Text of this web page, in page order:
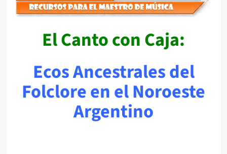
El Canto con Caja:
Ecos Ancestrales del
Folclore en el Noroeste
Argentino